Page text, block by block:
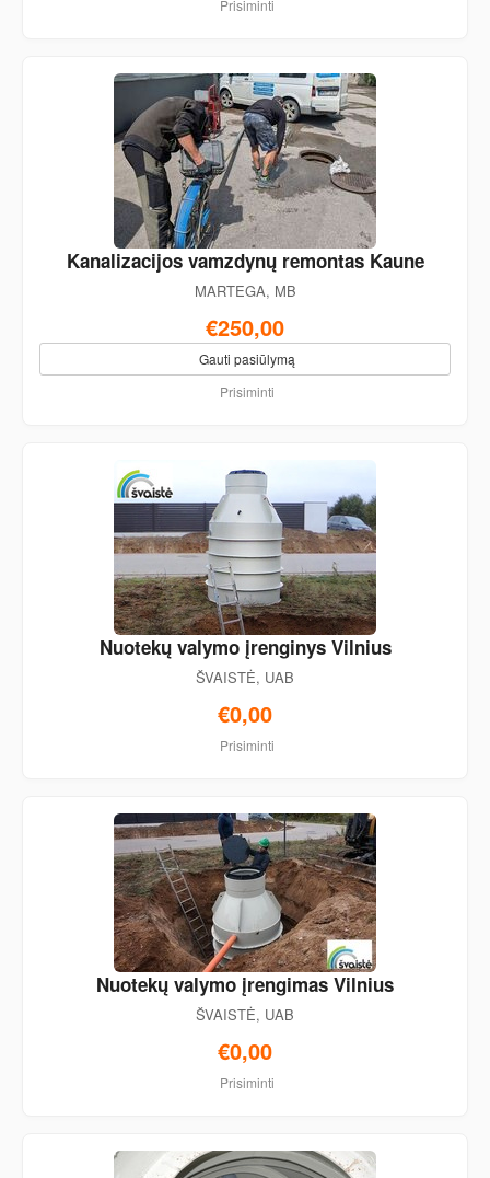
Prisiminti
Kanalizacijos vamzdynų remontas Kaune
MARTEGA, MB
€250,00
Gauti pasiūlymą
Prisiminti
Nuotekų valymo įrenginys Vilnius
ŠVAISTĖ, UAB
€0,00
Prisiminti
Nuotekų valymo įrengimas Vilnius
ŠVAISTĖ, UAB
€0,00
Prisiminti